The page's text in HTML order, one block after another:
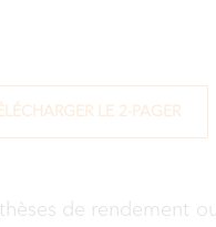
LE 2-PAGER
de rendement ou